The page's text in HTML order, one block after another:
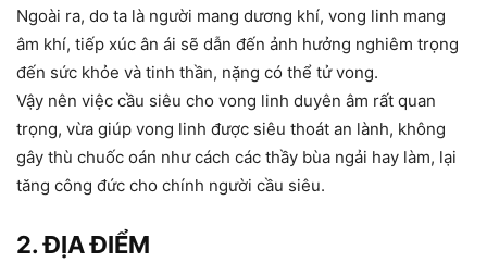
Ngoài ra, do ta là người mang dương khí, vong linh mang
âm khí, tiếp xúc ân ái sẽ dẫn đến ảnh hưởng nghiêm trọng
đến sức khỏe và tinh thần, nặng có thể tử vong.
Vậy nên việc cầu siêu cho vong linh duyên âm rất quan
trọng, vừa giúp vong linh được siêu thoát an lành, không
gây thù chuốc oán như cách các thầy bùa ngải hay làm, lại
tăng công đức cho chính người cầu siêu.
2. ĐỊA ĐIỂM